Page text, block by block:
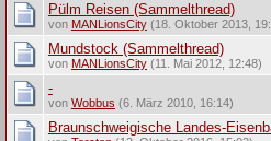
Pülm Reisen (Sammelthread)
von MANLionsCity(18. Oktober 2013,
Mundstock (Sammelthread)
von MANLionsCity(11. Mai 2012, 12:48)
-
von Wobbus (6. März 2010, 16:14)
Braunschweigische Landes-